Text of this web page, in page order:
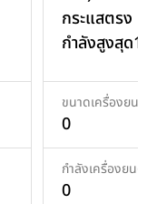
กระแสตรง DC
กำลังสูงสุด166
ขนาดเครื่องยนต์
0
กำลังเครื่องยนต์ (แ
0